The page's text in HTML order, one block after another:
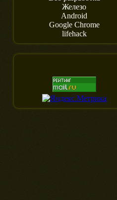
Железо
Android
Google Chrome
lifehack